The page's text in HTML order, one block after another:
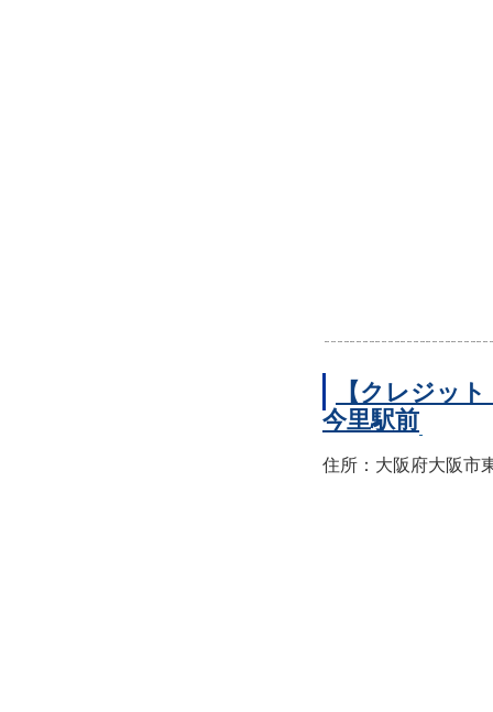
【クレジッ
今里駅前
住所：大阪府大阪市